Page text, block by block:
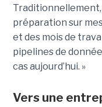
préparation sur
et des mois de
pipelines de
cas aujourd’hui. »
Vers une